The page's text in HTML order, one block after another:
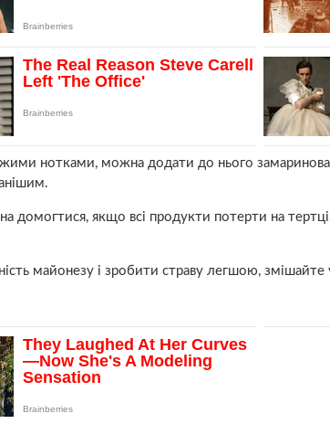
нотками, можна додати до нього
домогтися, якщо всі продукти потерти на
майонезу і зробити страву легшою, змішайте